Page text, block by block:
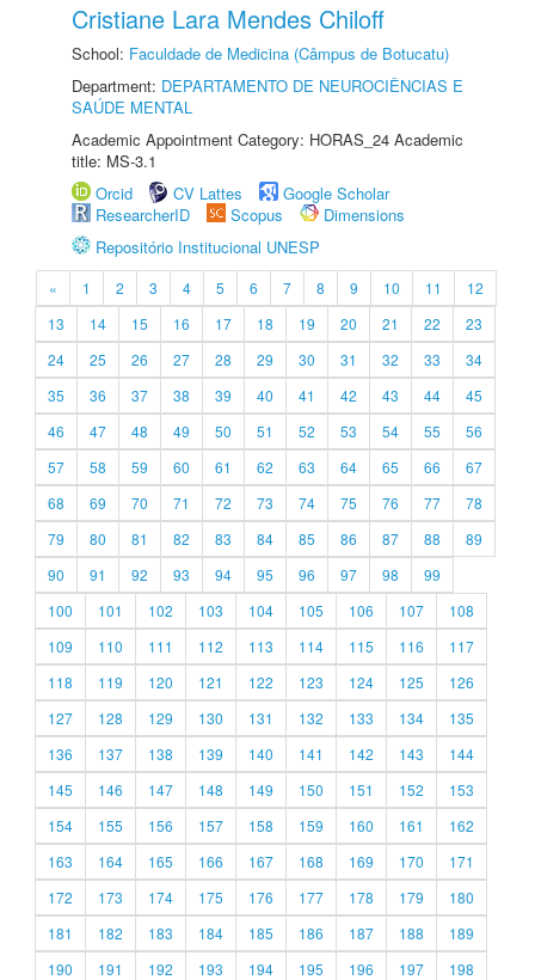
Cristiane Lara Mendes Chiloff
School: Faculdade de Medicina (Câmpus de Botucatu)
Department: DEPARTAMENTO DE NEUROCIÊNCIAS E
SAÚDE MENTAL
Academic Appointment Category: HORAS_24 Academic
title: MS-3.1
Orcid
CV Lattes
Google Scholar
ResearcherID
Scopus
Dimensions
Repositório Institucional UNESP
« 1 2 3 4 5 6 7 8 9 10 11
12
13
14 15 16 17 18 19 20 21 22
23
24
25 26 27 28 29 30 31 32 33
34
35
36 37 38 39 40 41 42 43 44
45
46
47 48 49 50 51 52 53 54 55
56
57
58 59 60 61 62 63 64 65 66
67
68
69 70 71 72 73 74 75 76 77
78
79
80 81 82 83 84 85 86 87 88
89
90
91 92 93 94 95 96 97 98
99
100
101 102 103 104 105 106 107
108
109
110 111 112 113 114 115 116
117
118
119 120 121 122 123 124 125
126
127
128 129 130 131 132 133 134
135
136
137 138 139 140 141 142 143
144
145
146 147 148 149 150 151 152
153
154
155 156 157 158 159 160 161
162
163
164 165 166 167 168 169 170
171
172
173 174 175 176 177 178 179
180
181
182 183 184 185 186 187 188
189
190
191 192 193 194 195 196 197
198